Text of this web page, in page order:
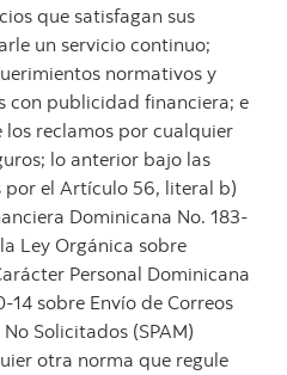
que satisfagan sus
un servicio continuo;
normativos y
con publicidad financiera; e
reclamos por cualquier
lo anterior bajo las
por el Artículo 56, literal b)
Dominicana No. 183-
Ley Orgánica sobre
Personal Dominicana
14 sobre Envío de Correos
Solicitados (SPAM)
otra norma que regule